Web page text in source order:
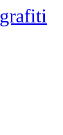
grafiti